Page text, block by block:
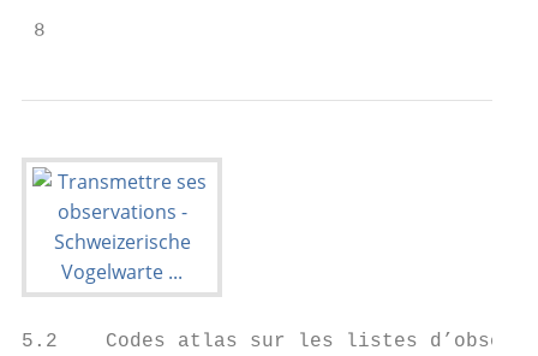
8
5.2    Codes atlas sur les listes